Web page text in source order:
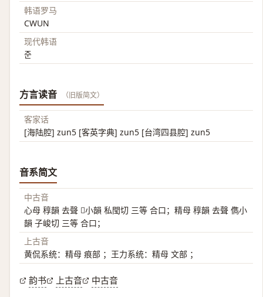
韩语罗马
CWUN
现代韩语
준
方言读音 （旧版简文）
客家话
[海陆腔] zun5 [客英字典] zun5 [台湾四县腔] zun5
音系简文
中古音
心母 稕韻 去聲 𡺲小韻 私閠切 三等 合口；精母 稕韻 去聲 儁小
韻 子峻切 三等 合口；
上古音
黄侃系统：精母 痕部 ；王力系统：精母 文部 ；
韵书 上古音 中古音